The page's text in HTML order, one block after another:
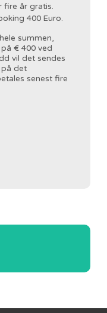
fire år gratis.
400 Euro.
summen,
€ 400 ved
vil det sendes
det
senest fire